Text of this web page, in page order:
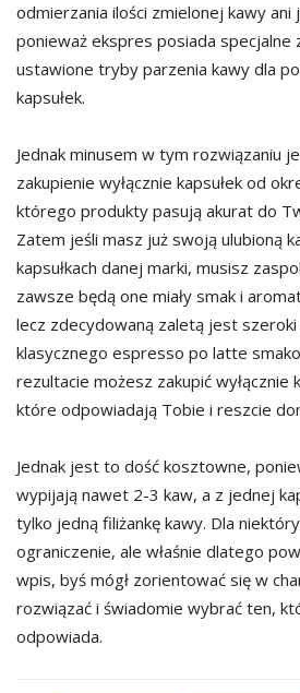
odmierzania ilości zmielonej kawy ani
ponieważ ekspres posiada specjalne
ustawione tryby parzenia kawy dla
kapsułek.
Jednak minusem w tym rozwiązaniu
zakupienie wyłącznie kapsułek od
którego produkty pasują akurat do
Zatem jeśli masz już swoją ulubioną
kapsułkach danej marki, musisz
zawsze będą one miały smak i
lecz zdecydowaną zaletą jest szeroki
klasycznego espresso po latte
rezultacie możesz zakupić wyłącznie
które odpowiadają Tobie i reszcie
Jednak jest to dość kosztowne,
wypijają nawet 2-3 kaw, a z jednej
tylko jedną filiżankę kawy. Dla
ograniczenie, ale właśnie dlatego
wpis, byś mógł zorientować się w
rozwiązać i świadomie wybrać ten,
odpowiada.